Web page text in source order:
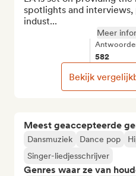
Meest geaccepteerde
Dansmuziek Dance pop
Singer-liedjesschrijver
Genres waar ze van
spotlights and
indust...
Meer
582
Bekijk